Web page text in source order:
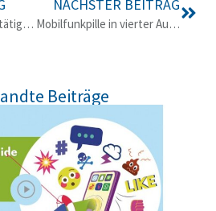
FMK 5G Messung bestätigt: Trotz Datenzuwachs keine nennenswerte Zunahme der Mobilfunk-Immissionen
NÄCHSTER BEITRAG
Mobilfunkpille in vierter Auflage sorgt für Wohlbefinden bei bestem Mobilfunk-Empfang
Beiträge